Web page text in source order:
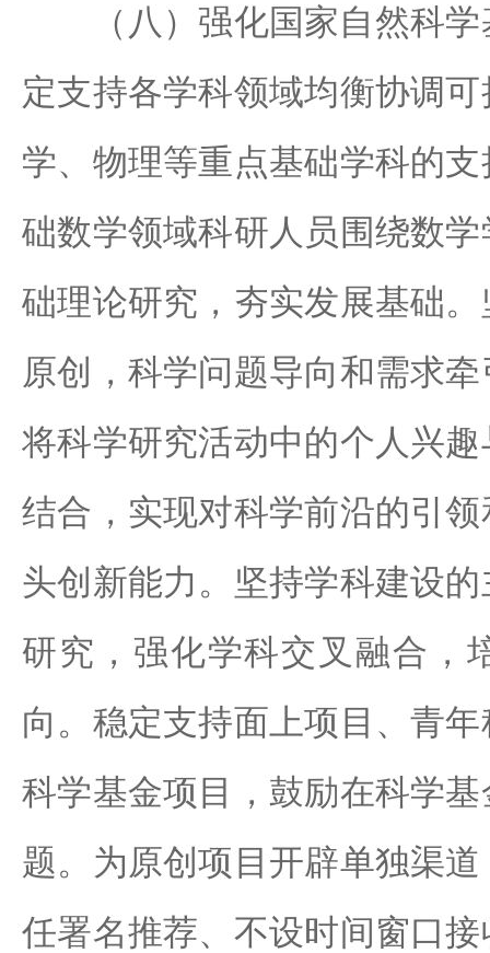
（八）强化国家自然科学
定支持各学科领域均衡协调
学、物理等重点基础学科的
础数学领域科研人员围绕数
础理论研究，夯实发展基础
原创，科学问题导向和需求
将科学研究活动中的个人兴
结合，实现对科学前沿的引
头创新能力。坚持学科建设
研究，强化学科交叉融合，
向。稳定支持面上项目、青
科学基金项目，鼓励在科学
题。为原创项目开辟单独渠
任署名推荐、不设时间窗口